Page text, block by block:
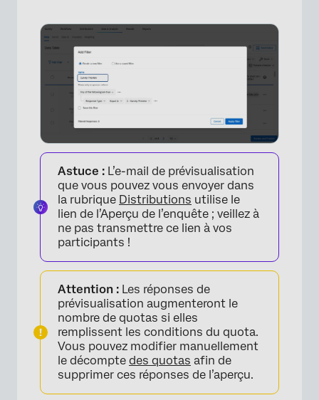
Astuce : L’e-mail de prévisualisation
que vous pouvez vous envoyer dans
la rubrique Distributions utilise le
lien de l’Aperçu de l’enquête ; veillez à
ne pas transmettre ce lien à vos
participants !
Attention : Les réponses de
prévisualisation augmenteront le
nombre de quotas si elles
remplissent les conditions du quota.
Vous pouvez modifier manuellement
le décompte des quotas afin de
supprimer ces réponses de l’aperçu.